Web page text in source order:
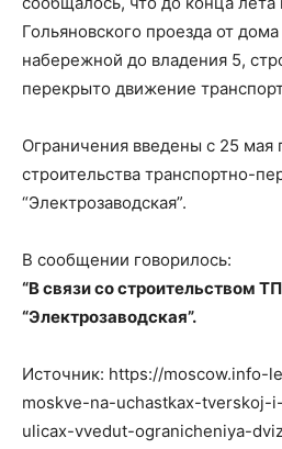
Гольяновского проезда от
набережной до владения 5,
перекрыто движение
Ограничения введены с 25 мая
строительства транспортно-
“Электрозаводская”.
В сообщении говорилось:
“В связи со строительством
“Электрозаводская”.
Источник: https://moscow.info-
moskve-na-uchastkax-tverskoj-
ulicax-vvedut-ogranicheniya-